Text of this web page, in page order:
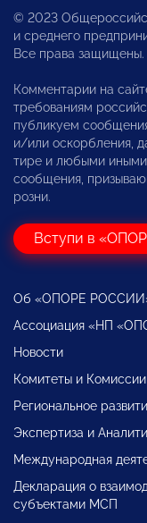
© 2023
и среднего
Все права защищены.
Комментарии на
требованиям
публикуем
и/или оскорбления,
тире и любыми
сообщения,
розни.
Вступи в
Об «ОПОРЕ
Ассоциация «НП
Новости
Комитеты и Комиссии
Региональное
Экспертиза и
Международная
Декларация о
субъектами МСП